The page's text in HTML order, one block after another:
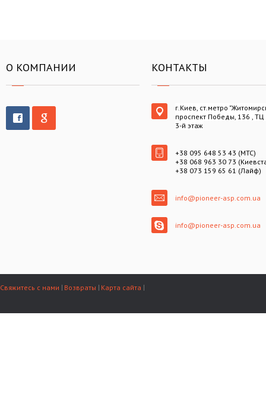
О КОМПАНИИ КОНТАКТЫ
г.Киев, ст.метро
проспект Победы, 136 , ТЦ
3-й этаж
+38 095 648 53 43 (МТС)
+38 068 963 30 73
+38 073 159 65 61 (Лайф)
info@pioneer-asp.com.ua
info@pioneer-asp.com.ua
Свяжитесь с нами Возвраты Карта сайта